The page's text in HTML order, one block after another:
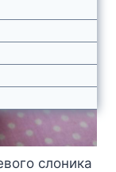
слоника